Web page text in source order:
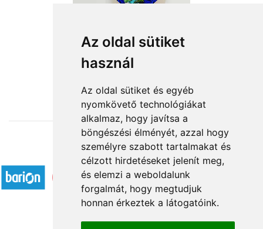
Az oldal sütiket
használ
Az oldal sütiket és egyéb
nyomkövető technológiákat
alkalmaz, hogy javítsa a
böngészési élményét, azzal hogy
személyre szabott tartalmakat és
célzott hirdetéseket jelenít meg,
és elemzi a weboldalunk
forgalmát, hogy megtudjuk
honnan érkeztek a látogatóink.
Accepted payment methods